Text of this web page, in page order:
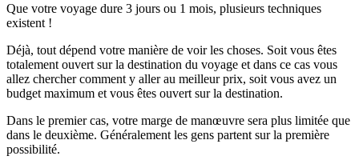
Que votre voyage dure 3 jours ou 1 mois, plusieurs techniques
existent !
Déjà, tout dépend votre manière de voir les choses. Soit vous êtes
totalement ouvert sur la destination du voyage et dans ce cas vous
allez chercher comment y aller au meilleur prix, soit vous avez un
budget maximum et vous êtes ouvert sur la destination.
Dans le premier cas, votre marge de manœuvre sera plus limitée que
dans le deuxième. Généralement les gens partent sur la première
possibilité.